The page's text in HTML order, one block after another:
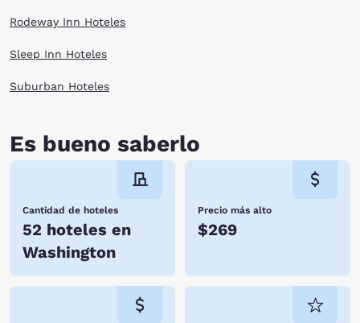
Rodeway Inn Hoteles
Sleep Inn Hoteles
Suburban Hoteles
Es bueno saberlo
Cantidad de hoteles
52 hoteles en
Washington
Precio más alto
$269